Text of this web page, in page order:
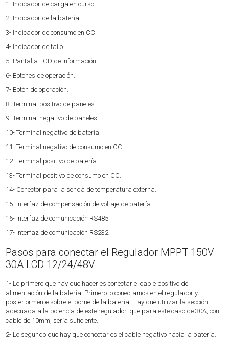
1- Indicador de carga en curso.
2- Indicador de la batería.
3- Indicador de consumo en CC.
4- Indicador de fallo.
5- Pantalla LCD de información.
6- Botones de operación.
7- Botón de operación.
8- Terminal positivo de paneles.
9- Terminal negativo de paneles.
10- Terminal negativo de batería.
11- Terminal negativo de consumo en CC.
12- Terminal positivo de batería.
13- Terminal positivo de consumo en CC.
14- Conector para la sonda de temperatura externa.
15- Interfaz de compensación de voltaje de batería.
16- Interfaz de comunicación RS485.
17- Interfaz de comunicación RS232.
Pasos para conectar el Regulador MPPT 150V
30A LCD 12/24/48V
1- Lo primero que hay que hacer es conectar el cable positivo de
alimentación de la batería. Primero lo conectamos en el regulador y
posteriormente sobre el borne de la batería. Hay que utilizar la sección
adecuada a la potencia de este regulador, que para este caso de 30A, con
cable de 10mm, sería suficiente.
2- Lo segundo que hay que conectar es el cable negativo hacia la batería.